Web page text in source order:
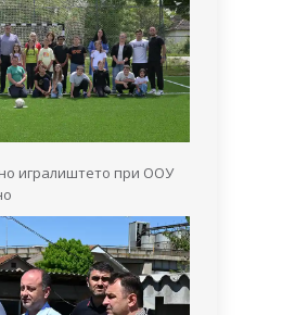
игралиштето при ООУ